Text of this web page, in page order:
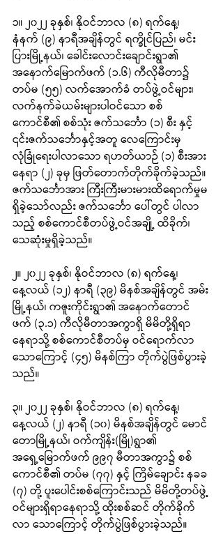
၁။ ၂၀၂၂ ခုနှစ်၊ နိုဝင်ဘာလ (၈) ရက်နေ့၊
နံနက် (၉) နာရီအချိန်တွင် ရက္ခိုင်ပြည်၊ မင်း
ပြားမြို့နယ်၊ ခေါင်းလောင်းချောင်းရွာ၏
အနောက်မြောက်ဖက် (၁.၆) ကီလိုမီတာ၌
တပ်မ (၅၅) လက်အောက်ခံ တပ်ဖွဲ့ဝင်များ၊
လက်နက်ခဲယမ်းများပါဝင်သော စစ်
ကောင်စီ၏ စစ်သုံး ဇက်သင်္ဘော (၁) စီး နှင့်
၎င်းဇက်သင်္ဘောနှင့်အတူ လေကြောင်းမှ
လုံခြုံရေးပါလာသော ရဟတ်ယာဉ် (၁) စီးအား
နေရာ (၂) ခုမှ ဖြတ်တောက်တိုက်ခိုက်ခဲ့သည်။
ဇက်သင်္ဘောအား ကြီးကြီးမားမားထိရောက်မှုမ
ရှိခဲ့သော်လည်း ဇက်သင်္ဘော ပေါ်တွင် ပါလာ
သည့် စစ်ကောင်စီတပ်ဖွဲ့ဝင်အချို့ ထိခိုက်၊
သေဆုံးမှုရှိခဲ့သည်။
၂။ ၂၀၂၂ ခုနှစ်၊ နိုဝင်ဘာလ (၈) ရက်နေ့၊
နေ့လယ် (၁၂) နာရီ (၃၉) မိနစ်အချိန်တွင် အမ်း
မြို့နယ်၊ ကဇူးကိုင်းရွာ၏ အနောက်တောင်
ဖက် (၃.၁) ကီလိုမီတာအကွာရှိ မိမိတို့ရှိရာ
နေရာသို့ စစ်ကောင်စီတပ်မှ ဝင်ရောက်လာ
သောကြောင့် (၄၅) မိနစ်ကြာ တိုက်ပွဲဖြစ်ပွားခဲ့
သည်။
၃။ ၂၀၂၂ ခုနှစ်၊ နိုဝင်ဘာလ (၈) ရက်နေ့၊
နေ့လယ် (၂) နာရီ (၁၀) မိနစ်အချိန်တွင် မောင်
တောမြို့နယ်၊ ဝက်ကျိန်း(မြို)ရွာ၏
အရှေ့မြောက်ဖက် ၉၉၇ မီတာအကွာ၌ စစ်
ကောင်စီ၏ တပ်မ (၇၇) နှင့် ကြိမ်ချောင်း နခခ
(၇) တို့ ပူးပေါင်းစစ်ကြောင်းသည် မိမိတို့တပ်ဖွဲ့
ဝင်များရှိရာနေရာသို့ ထိုးစစ်ဆင် တိုက်ခိုက်
လာ သောကြောင့် တိုက်ပွဲဖြစ်ပွားခဲ့သည်။